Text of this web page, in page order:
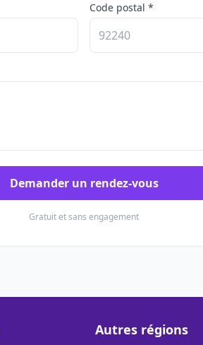
Code postal *
Demander un rendez-vous
Gratuit et sans engagement
Autres régions